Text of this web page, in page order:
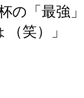
の「最強
笑）」